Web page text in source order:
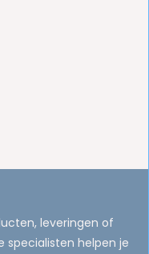
leveringen of
specialisten helpen je